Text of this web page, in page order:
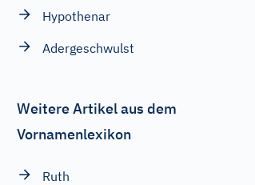
Hypothenar
Adergeschwulst
Weitere Artikel aus dem
Vornamenlexikon
Ruth